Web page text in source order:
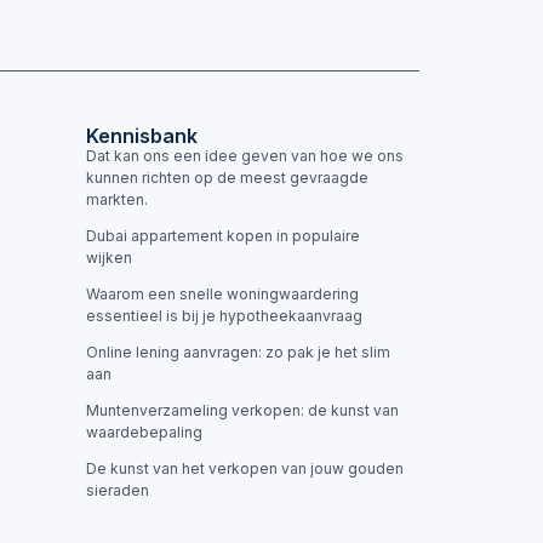
Kennisbank
Dat kan ons een idee geven van hoe we ons
kunnen richten op de meest gevraagde
markten.
Dubai appartement kopen in populaire
wijken
Waarom een snelle woningwaardering
essentieel is bij je hypotheekaanvraag
Online lening aanvragen: zo pak je het slim
aan
Muntenverzameling verkopen: de kunst van
waardebepaling
De kunst van het verkopen van jouw gouden
sieraden